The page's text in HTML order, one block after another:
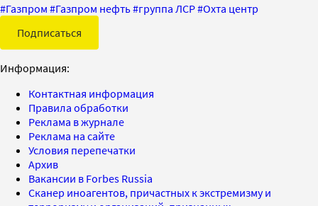
#Газпром #Газпром нефть#группа ЛСР#Охта центр
Подписаться
Информация:
Контактная информация
Правила обработки
Реклама в журнале
Реклама на сайте
Условия перепечатки
Архив
Вакансии в Forbes Russia
Сканер иноагентов, причастных к экстремизму и